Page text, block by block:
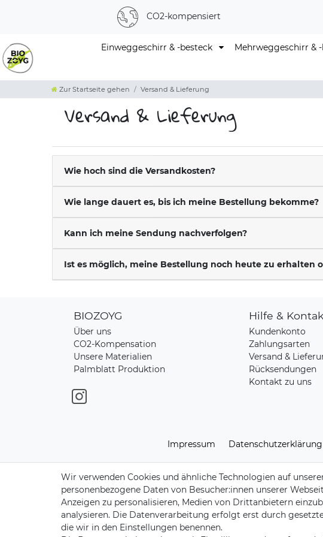
CO2-kompensiert
Einweggeschirr & -besteck Mehrweggeschirr &
Zur Startseite gehen Versand & Lieferung
Versand & Lieferung
Wie hoch sind die Versandkosten?
Wie lange dauert es, bis ich meine Bestellung bekomme?
Kann ich meine Sendung nachverfolgen?
Ist es möglich, meine Bestellung noch heute zu erhalten
BIOZOYG
Über uns
CO2-Kompensation
Unsere Materialien
Palmblatt Produktion
Hilfe &
Kundenkonto
Zahlungsarten
Versand &
Rücksendungen
Kontakt zu uns
Impressum Daten­schutz­erklärung
Wir verwenden Cookies und ähnliche Technologien auf
personenbezogene Daten von Besucher:innen unserer
Anzeigen zu personalisieren, Medien von Drittanbietern
analysieren. Die Datenverarbeitung erfolgt erst durch
die wir in den Einstellungen benennen.